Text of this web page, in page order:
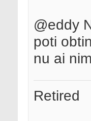
@eddy
poti
nu ai
Retired